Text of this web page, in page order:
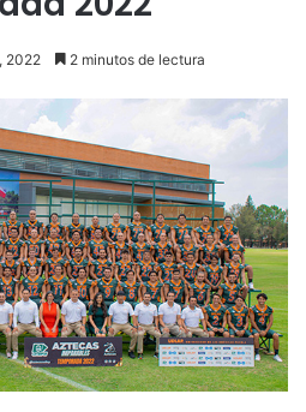
2022 2 minutos de lectura